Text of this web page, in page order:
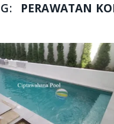
PERAWATAN